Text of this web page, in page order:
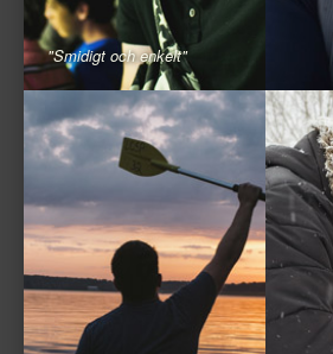
"Smidigt och enkelt"